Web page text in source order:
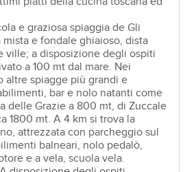
e graziosa spiaggia de Gli
mista e fondale ghiaioso, dista
ville; a disposizione degli ospiti
a 100 mt dal mare. Nei
altre spiagge più grandi e
bar e nolo natanti come
delle Grazie a 800 mt, di Zuccale
1800 mt. A 4 km si trova la
attrezzata con parcheggio sul
balneari, nolo pedalò,
e a vela, scuola vela.